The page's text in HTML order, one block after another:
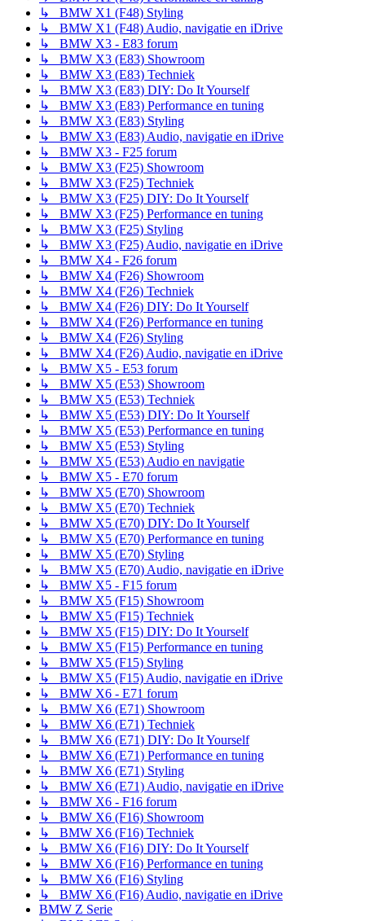
↳ BMW X1 (F48) Styling
↳ BMW X1 (F48) Audio, navigatie en iDrive
↳ BMW X3 - E83 forum
↳ BMW X3 (E83) Showroom
↳ BMW X3 (E83) Techniek
↳ BMW X3 (E83) DIY: Do It Yourself
↳ BMW X3 (E83) Performance en tuning
↳ BMW X3 (E83) Styling
↳ BMW X3 (E83) Audio, navigatie en iDrive
↳ BMW X3 - F25 forum
↳ BMW X3 (F25) Showroom
↳ BMW X3 (F25) Techniek
↳ BMW X3 (F25) DIY: Do It Yourself
↳ BMW X3 (F25) Performance en tuning
↳ BMW X3 (F25) Styling
↳ BMW X3 (F25) Audio, navigatie en iDrive
↳ BMW X4 - F26 forum
↳ BMW X4 (F26) Showroom
↳ BMW X4 (F26) Techniek
↳ BMW X4 (F26) DIY: Do It Yourself
↳ BMW X4 (F26) Performance en tuning
↳ BMW X4 (F26) Styling
↳ BMW X4 (F26) Audio, navigatie en iDrive
↳ BMW X5 - E53 forum
↳ BMW X5 (E53) Showroom
↳ BMW X5 (E53) Techniek
↳ BMW X5 (E53) DIY: Do It Yourself
↳ BMW X5 (E53) Performance en tuning
↳ BMW X5 (E53) Styling
↳ BMW X5 (E53) Audio en navigatie
↳ BMW X5 - E70 forum
↳ BMW X5 (E70) Showroom
↳ BMW X5 (E70) Techniek
↳ BMW X5 (E70) DIY: Do It Yourself
↳ BMW X5 (E70) Performance en tuning
↳ BMW X5 (E70) Styling
↳ BMW X5 (E70) Audio, navigatie en iDrive
↳ BMW X5 - F15 forum
↳ BMW X5 (F15) Showroom
↳ BMW X5 (F15) Techniek
↳ BMW X5 (F15) DIY: Do It Yourself
↳ BMW X5 (F15) Performance en tuning
↳ BMW X5 (F15) Styling
↳ BMW X5 (F15) Audio, navigatie en iDrive
↳ BMW X6 - E71 forum
↳ BMW X6 (E71) Showroom
↳ BMW X6 (E71) Techniek
↳ BMW X6 (E71) DIY: Do It Yourself
↳ BMW X6 (E71) Performance en tuning
↳ BMW X6 (E71) Styling
↳ BMW X6 (E71) Audio, navigatie en iDrive
↳ BMW X6 - F16 forum
↳ BMW X6 (F16) Showroom
↳ BMW X6 (F16) Techniek
↳ BMW X6 (F16) DIY: Do It Yourself
↳ BMW X6 (F16) Performance en tuning
↳ BMW X6 (F16) Styling
↳ BMW X6 (F16) Audio, navigatie en iDrive
BMW Z Serie